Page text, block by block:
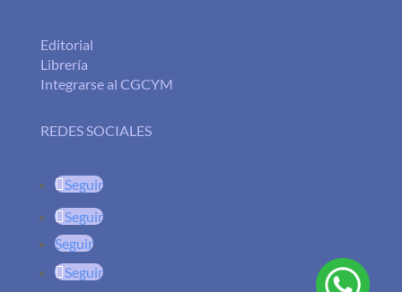
Editorial
Librería
Integrarse al CGCYM
REDES SOCIALES
Seguir
Seguir
Seguir
Seguir